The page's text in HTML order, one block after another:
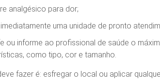
analgésico para dor;
uma unidade de pronto
ou informe ao profissional de saúde o
como tipo, cor e tamanho.
fazer é: esfregar o local ou aplicar